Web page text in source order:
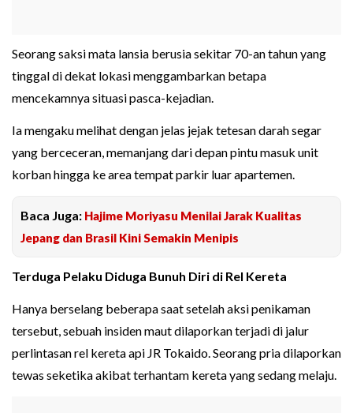
Seorang saksi mata lansia berusia sekitar 70-an tahun yang
tinggal di dekat lokasi menggambarkan betapa
mencekamnya situasi pasca-kejadian.
Ia mengaku melihat dengan jelas jejak tetesan darah segar
yang berceceran, memanjang dari depan pintu masuk unit
korban hingga ke area tempat parkir luar apartemen.
Baca Juga: Hajime Moriyasu Menilai Jarak Kualitas
Jepang dan Brasil Kini Semakin Menipis
Terduga Pelaku Diduga Bunuh Diri di Rel Kereta
Hanya berselang beberapa saat setelah aksi penikaman
tersebut, sebuah insiden maut dilaporkan terjadi di jalur
perlintasan rel kereta api JR Tokaido. Seorang pria dilaporkan
tewas seketika akibat terhantam kereta yang sedang melaju.